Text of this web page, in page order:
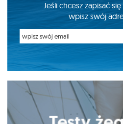
Jeśli chcesz zapisać
wpisz swój